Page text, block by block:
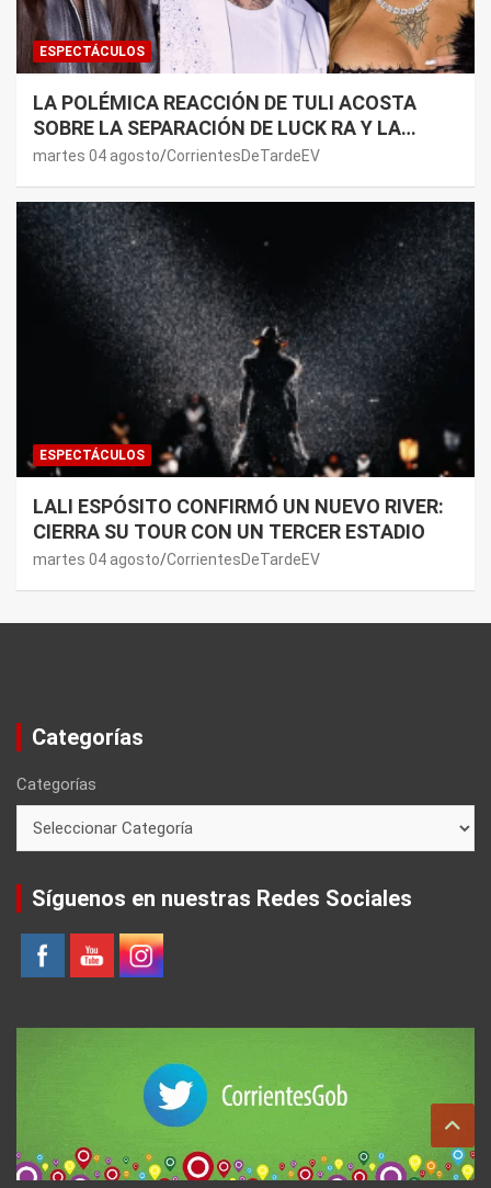
ESPECTÁCULOS
LA POLÉMICA REACCIÓN DE TULI ACOSTA
SOBRE LA SEPARACIÓN DE LUCK RA Y LA
JOAQUI: “¿MI VERDAD?”
martes 04 agosto CorrientesDeTardeEV
ESPECTÁCULOS
LALI ESPÓSITO CONFIRMÓ UN NUEVO RIVER:
CIERRA SU TOUR CON UN TERCER ESTADIO
martes 04 agosto CorrientesDeTardeEV
Categorías
Categorías
Síguenos en nuestras Redes Sociales